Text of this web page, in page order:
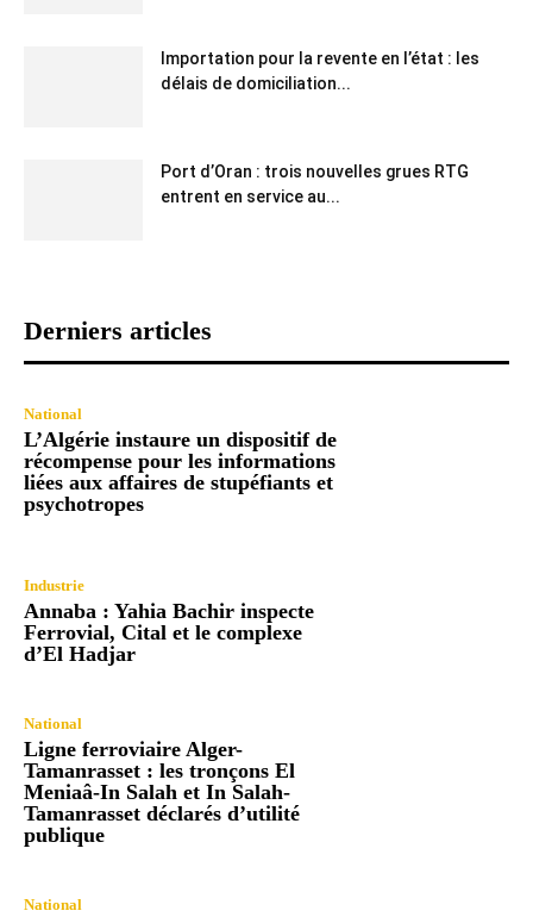
Importation pour la revente en l’état : les
délais de domiciliation...
Port d’Oran : trois nouvelles grues RTG
entrent en service au...
Derniers articles
National
L’Algérie instaure un dispositif de
récompense pour les informations
liées aux affaires de stupéfiants et
psychotropes
Industrie
Annaba : Yahia Bachir inspecte
Ferrovial, Cital et le complexe
d’El Hadjar
National
Ligne ferroviaire Alger-
Tamanrasset : les tronçons El
Meniaâ-In Salah et In Salah-
Tamanrasset déclarés d’utilité
publique
National